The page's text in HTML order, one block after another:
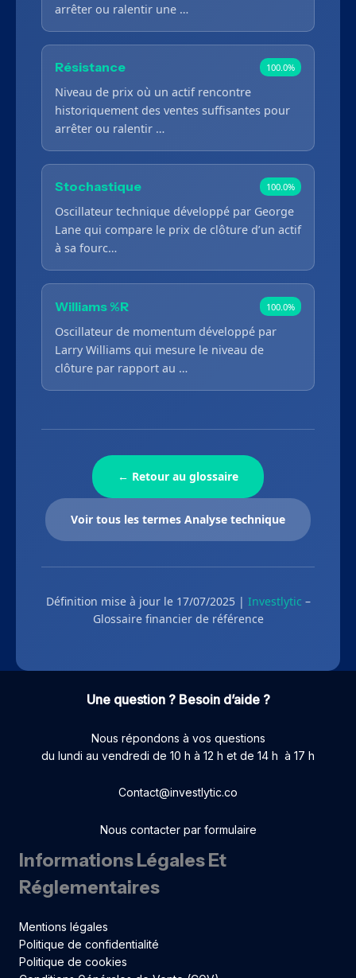
arrêter ou ralentir une …
Résistance 100.0%
Niveau de prix où un actif rencontre
historiquement des ventes suffisantes pour
arrêter ou ralentir …
Stochastique 100.0%
Oscillateur technique développé par George
Lane qui compare le prix de clôture d’un actif
à sa fourc…
Williams %R 100.0%
Oscillateur de momentum développé par
Larry Williams qui mesure le niveau de
clôture par rapport au …
← Retour au glossaire
Voir tous les termes Analyse technique
Définition mise à jour le 17/07/2025 | Investlytic –
Glossaire financier de référence
Une question ? Besoin d’aide ?
Nous répondons à vos questions
du lundi au vendredi de 10 h à 12 h et de 14 h à 17 h
Contact@investlytic.co
Nous contacter par formulaire
Informations Légales Et
Réglementaires
Mentions légales
Politique de confidentialité
Politique de cookies